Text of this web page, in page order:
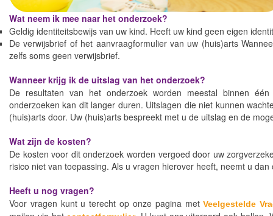
Wat neem ik mee naar het onderzoek?
Geldig identiteitsbewijs van uw kind. Heeft uw kind geen eigen
De verwijsbrief of het aanvraagformulier van uw (huis)arts
zelfs soms geen verwijsbrief.
Wanneer krijg ik de uitslag van het onderzoek?
De resultaten van het onderzoek worden meestal binnen
onderzoeken kan dit langer duren. Uitslagen die niet kunnen
(huis)arts door. Uw (huis)arts bespreekt met u de uitslag en de
Wat zijn de kosten?
De kosten voor dit onderzoek worden vergoed door uw
risico niet van toepassing. Als u vragen hierover heeft, neemt u
Heeft u nog vragen?
Voor vragen kunt u terecht op onze pagina metVeelgestelde